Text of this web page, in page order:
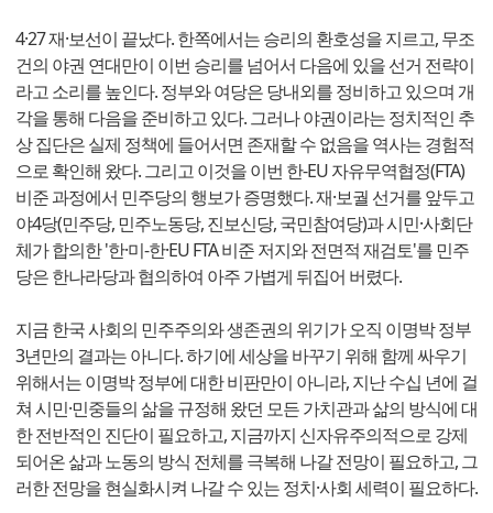
4·27 재·보선이 끝났다. 한쪽에서는 승리의 환호성을 지르고, 무조
건의 야권 연대만이 이번 승리를 넘어서 다음에 있을 선거 전략이
라고 소리를 높인다. 정부와 여당은 당내외를 정비하고 있으며 개
각을 통해 다음을 준비하고 있다. 그러나 야권이라는 정치적인 추
상 집단은 실제 정책에 들어서면 존재할 수 없음을 역사는 경험적
으로 확인해 왔다. 그리고 이것을 이번 한-EU 자유무역협정(FTA)
비준 과정에서 민주당의 행보가 증명했다. 재·보궐 선거를 앞두고
야4당(민주당, 민주노동당, 진보신당, 국민참여당)과 시민·사회단
체가 합의한 '한·미-한·EU FTA 비준 저지와 전면적 재검토'를 민주
당은 한나라당과 협의하여 아주 가볍게 뒤집어 버렸다.
지금 한국 사회의 민주주의와 생존권의 위기가 오직 이명박 정부
3년만의 결과는 아니다. 하기에 세상을 바꾸기 위해 함께 싸우기
위해서는 이명박 정부에 대한 비판만이 아니라, 지난 수십 년에 걸
쳐 시민·민중들의 삶을 규정해 왔던 모든 가치관과 삶의 방식에 대
한 전반적인 진단이 필요하고, 지금까지 신자유주의적으로 강제
되어온 삶과 노동의 방식 전체를 극복해 나갈 전망이 필요하고, 그
러한 전망을 현실화시켜 나갈 수 있는 정치·사회 세력이 필요하다.